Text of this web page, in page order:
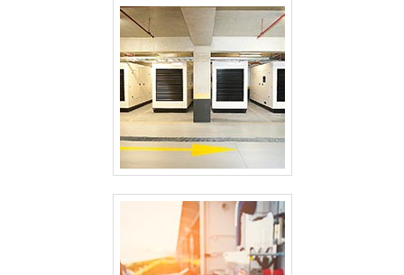
resultado ao cliente.Ainda tratando-se de empresa de
geradores, sempre deve-se buscar uma empresa que
tenha produtos e serviços com ótima qualidade e
proteção, pequenos detalhes, mas de grande valia para
saber a procedência e seriedade da empresa.Existem
muitas formas diferentes de demonstrar conhecimento e
autoridade em uma área de atuação. Abaixo os motivos
pelos quais a Gensets é líder sempre que precisar de
empresa de geradores: Comprometida com os serviços;
Responsável; Altamente qualificada; Inovadora;
Segura. A MAIOR REFERÊNCIA NO SEGMENTOSomente
na Gensets tem o que há de melhor no ramo de empresa
de geradores. É sempre a opção mais confiável,
disponibilizando itens como bacia de contenção e